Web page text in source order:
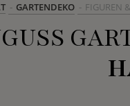
GARTENDEKO FIGUREN